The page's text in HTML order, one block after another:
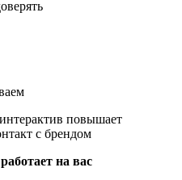
работает на вас